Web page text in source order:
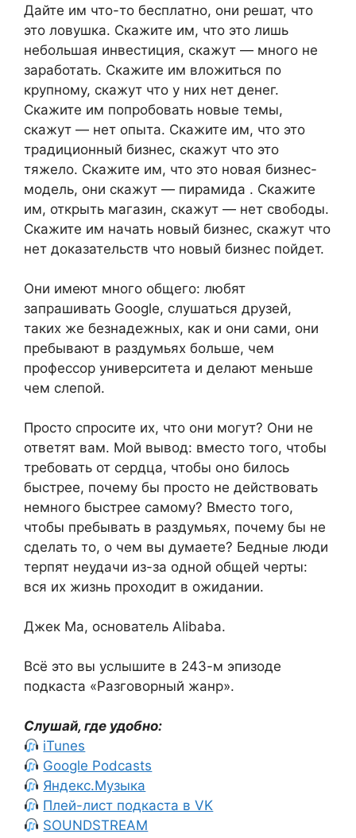
Дайте им что-то бесплатно, они решат, что
это ловушка. Скажите им, что это лишь
небольшая инвестиция, скажут — много не
заработать. Скажите им вложиться по
крупному, скажут что у них нет денег.
Скажите им попробовать новые темы,
скажут — нет опыта. Скажите им, что это
традиционный бизнес, скажут что это
тяжело. Скажите им, что это новая бизнес-
модель, они скажут — пирамида . Скажите
им, открыть магазин, скажут — нет свободы.
Скажите им начать новый бизнес, скажут что
нет доказательств что новый бизнес пойдет.
Они имеют много общего: любят
запрашивать Google, слушаться друзей,
таких же безнадежных, как и они сами, они
пребывают в раздумьях больше, чем
профессор университета и делают меньше
чем слепой.
Просто спросите их, что они могут? Они не
ответят вам. Мой вывод: вместо того, чтобы
требовать от сердца, чтобы оно билось
быстрее, почему бы просто не действовать
немного быстрее самому? Вместо того,
чтобы пребывать в раздумьях, почему бы не
сделать то, о чем вы думаете? Бедные люди
терпят неудачи из-за одной общей черты:
вся их жизнь проходит в ожидании.
Джек Ма, основатель Alibaba.
Всё это вы услышите в 243-м эпизоде
подкаста «Разговорный жанр».
Слушай, где удобно:
iTunes
Google Podcasts
Яндекс.Музыка
Плей-лист подкаста в VK
SOUNDSTREAM